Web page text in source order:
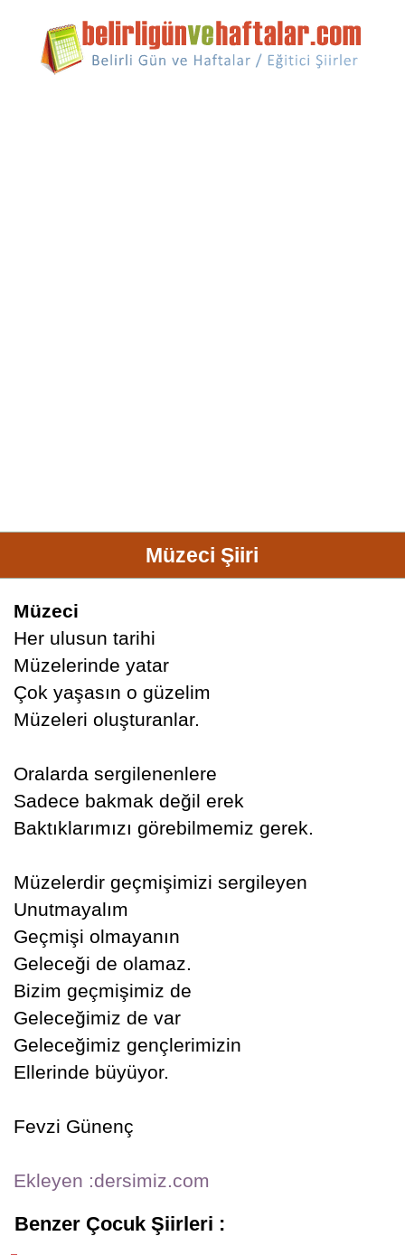
Müzeci Şiiri
Müzeci
Her ulusun tarihi
Müzelerinde yatar
Çok yaşasın o güzelim
Müzeleri oluşturanlar.
Oralarda sergilenenlere
Sadece bakmak değil erek
Baktıklarımızı görebilmemiz gerek.
Müzelerdir geçmişimizi sergileyen
Unutmayalım
Geçmişi olmayanın
Geleceği de olamaz.
Bizim geçmişimiz de
Geleceğimiz de var
Geleceğimiz gençlerimizin
Ellerinde büyüyor.
Fevzi Günenç
Ekleyen :dersimiz.com
Benzer Çocuk Şiirleri :